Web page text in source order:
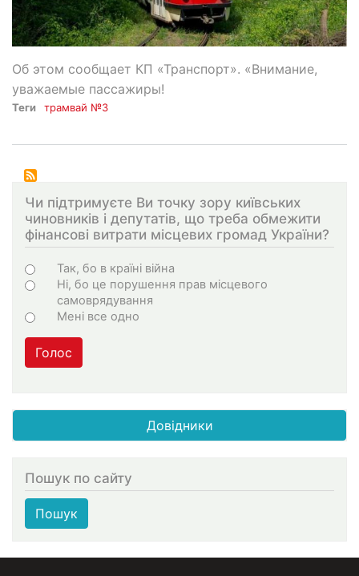
Об этом сообщает КП «Транспорт». «Внимание,
уважаемые пассажиры!
Теги трамвай №3
Чи підтримуєте Ви точку зору київських
чиновників і депутатів, що треба обмежити
фінансові витрати місцевих громад України?
Choices
Так, бо в країні війна
Ні, бо це порушення прав місцевого
самоврядування
Мені все одно
Голос
Довідники
Пошук по сайту
Пошук